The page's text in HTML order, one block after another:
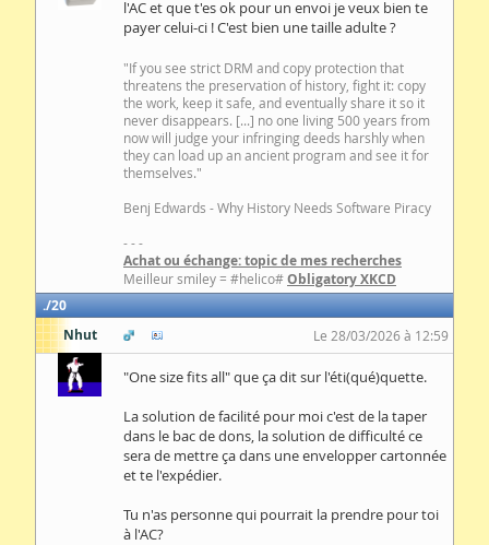
l'AC et que t'es ok pour un envoi je veux bien te
payer celui-ci ! C'est bien une taille adulte ?
"If you see strict DRM and copy protection that
threatens the preservation of history, fight it: copy
the work, keep it safe, and eventually share it so it
never disappears. [...] no one living 500 years from
now will judge your infringing deeds harshly when
they can load up an ancient program and see it for
themselves."
Benj Edwards - Why History Needs Software Piracy
- - -
Achat ou échange: topic de mes recherches
Meilleur smiley = #helico#Obligatory XKCD
20
Nhut
Le 28/03/2026 à 12:59
"One size fits all" que ça dit sur l'éti(qué)quette.
La solution de facilité pour moi c'est de la taper
dans le bac de dons, la solution de difficulté ce
sera de mettre ça dans une envelopper cartonnée
et te l'expédier.
Tu n'as personne qui pourrait la prendre pour toi
à l'AC?